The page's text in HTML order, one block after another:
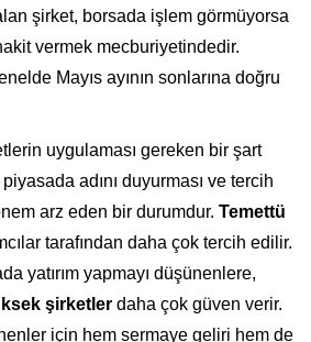
şirket, borsada işlem görmüyorsa
vermek mecburiyetindedir.
Mayıs ayının sonlarına doğru
uygulaması gereken bir şart
adını duyurması ve tercih
arz eden bir durumdur. Temettü
tarafından daha çok tercih edilir.
yatırım yapmayı düşünenlere,
şirketler daha çok güven verir.
için hem sermaye geliri hem de